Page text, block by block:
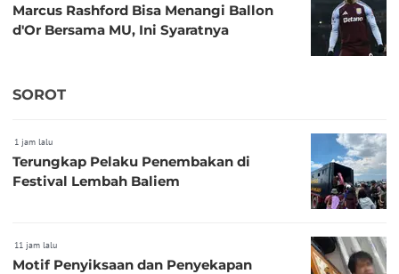
Marcus Rashford Bisa Menangi Ballon
d'Or Bersama MU, Ini Syaratnya
SOROT
1 jam lalu
Terungkap Pelaku Penembakan di
Festival Lembah Baliem
11 jam lalu
Motif Penyiksaan dan Penyekapan